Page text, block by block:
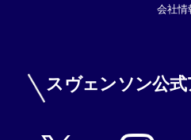
会社情
スヴェンソン公